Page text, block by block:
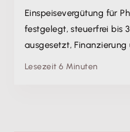
Einspeisevergütung für
festgelegt, steuerfrei bis
ausgesetzt, Finanzierung
Lesezeit 6 Minuten